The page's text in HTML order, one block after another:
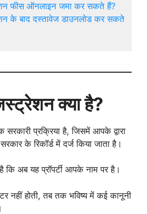
फीस ऑनलाइन जमा कर सकते हैं?
के बाद दस्तावेज डाउनलोड कर सकते
क्या है?
सरकारी प्रक्रिया है, जिसमें आपके द्वारा
सरकार के रिकॉर्ड में दर्ज किया जाता है।
कि अब यह प्रॉपर्टी आपके नाम पर है।
नहीं होती, तब तक भविष्य में कई कानूनी